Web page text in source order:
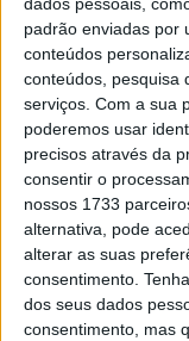
padrão enviadas por
conteúdos
conteúdos, pesquisa
serviços. Com a sua
poderemos usar
precisos através da
consentir o
nossos 1733
alternativa, pode
alterar as suas
consentimento.
dos seus dados
consentimento, mas
lesão no joelho
de fora.
Lettenbichler
do FIM HEWC
ver um novo
classe Pro.
Uma lista
especialistas nas
como Wade
Gomez e o